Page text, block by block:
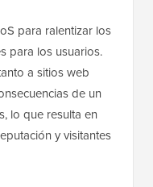
para ralentizar los
para los usuarios.
a sitios web
de un
lo que resulta en
y visitantes